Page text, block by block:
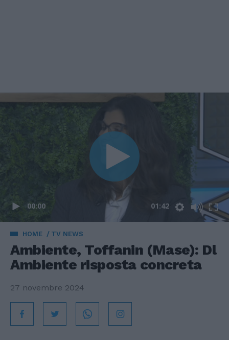
00:00 01:42
HOME TV NEWS
Ambiente, Toffanin (Mase): Dl
Ambiente risposta concreta
27 novembre 2024